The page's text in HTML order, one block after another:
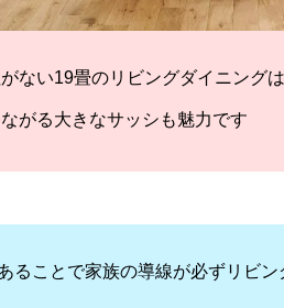
ない19畳のリビングダイニング
がる大きなサッシも魅力です
ることで家族の導線が必ずリビ